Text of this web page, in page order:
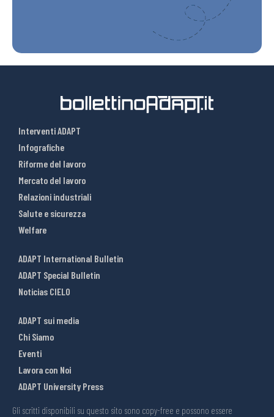
Interventi ADAPT
Infografiche
Riforme del lavoro
Mercato del lavoro
Relazioni industriali
Salute e sicurezza
Welfare
ADAPT International Bulletin
ADAPT Special Bulletin
Noticias CIELO
ADAPT sui media
Chi Siamo
Eventi
Lavora con Noi
ADAPT University Press
Gli scritti disponibili su questo sito sono copy-free e possono essere